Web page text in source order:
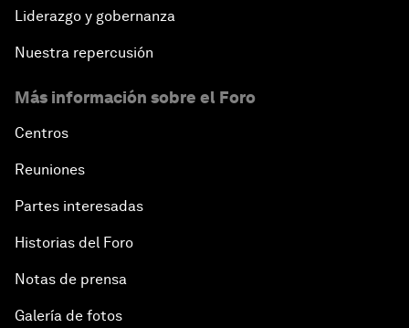
Liderazgo y gobernanza
Nuestra repercusión
Más información sobre el Foro
Centros
Reuniones
Partes interesadas
Historias del Foro
Notas de prensa
Galería de fotos